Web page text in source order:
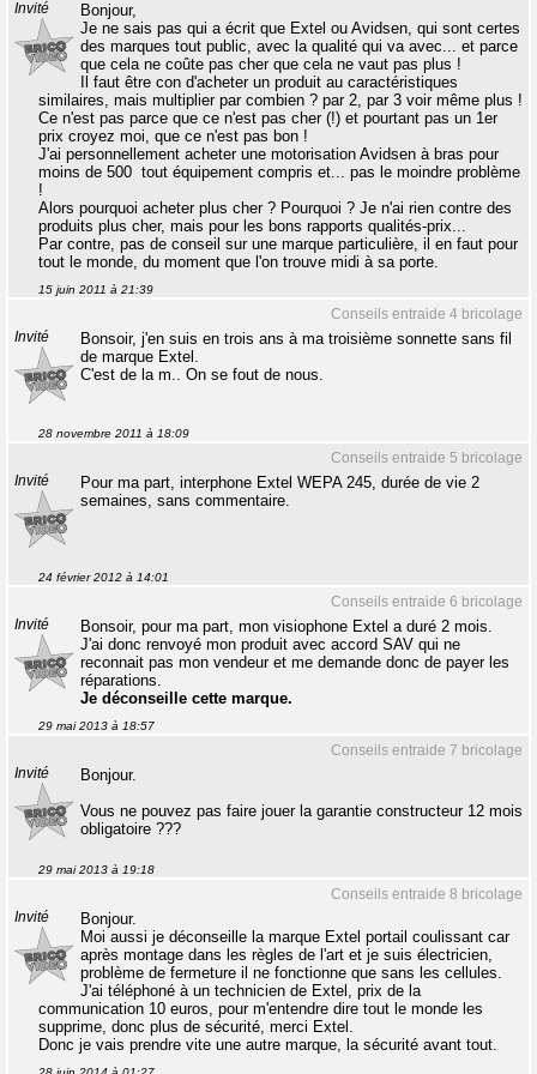
Invité
Bonjour,
Je ne sais pas qui a écrit que Extel ou Avidsen, qui sont certes
des marques tout public, avec la qualité qui va avec... et parce
que cela ne coûte pas cher que cela ne vaut pas plus !
Il faut être con d'acheter un produit au caractéristiques
similaires, mais multiplier par combien ? par 2, par 3 voir même plus !
Ce n'est pas parce que ce n'est pas cher (!) et pourtant pas un 1er
prix croyez moi, que ce n'est pas bon !
J'ai personnellement acheter une motorisation Avidsen à bras pour
moins de 500  tout équipement compris et... pas le moindre problème
!
Alors pourquoi acheter plus cher ? Pourquoi ? Je n'ai rien contre des
produits plus cher, mais pour les bons rapports qualités-prix...
Par contre, pas de conseil sur une marque particulière, il en faut pour
tout le monde, du moment que l'on trouve midi à sa porte.
15 juin 2011 à 21:39
Conseils entraide 4 bricolage
Invité
Bonsoir, j'en suis en trois ans à ma troisième sonnette sans fil
de marque Extel.
C'est de la m.. On se fout de nous.
28 novembre 2011 à 18:09
Conseils entraide 5 bricolage
Invité
Pour ma part, interphone Extel WEPA 245, durée de vie 2
semaines, sans commentaire.
24 février 2012 à 14:01
Conseils entraide 6 bricolage
Invité
Bonsoir, pour ma part, mon visiophone Extel a duré 2 mois.
J'ai donc renvoyé mon produit avec accord SAV qui ne
reconnait pas mon vendeur et me demande donc de payer les
réparations.
Je déconseille cette marque.
29 mai 2013 à 18:57
Conseils entraide 7 bricolage
Invité
Bonjour.
Vous ne pouvez pas faire jouer la garantie constructeur 12 mois
obligatoire ???
29 mai 2013 à 19:18
Conseils entraide 8 bricolage
Invité
Bonjour.
Moi aussi je déconseille la marque Extel portail coulissant car
après montage dans les règles de l'art et je suis électricien,
problème de fermeture il ne fonctionne que sans les cellules.
J'ai téléphoné à un technicien de Extel, prix de la
communication 10 euros, pour m'entendre dire tout le monde les
supprime, donc plus de sécurité, merci Extel.
Donc je vais prendre vite une autre marque, la sécurité avant tout.